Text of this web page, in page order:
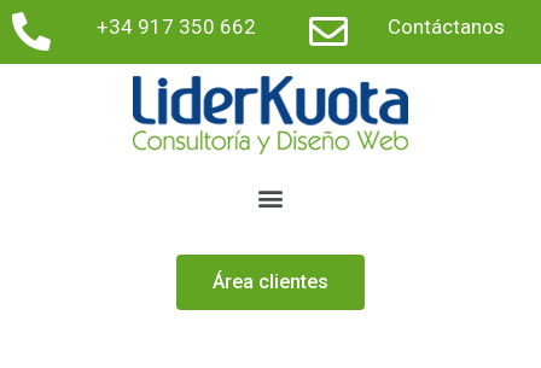
+34 917 350 662 Contáctanos
Área clientes